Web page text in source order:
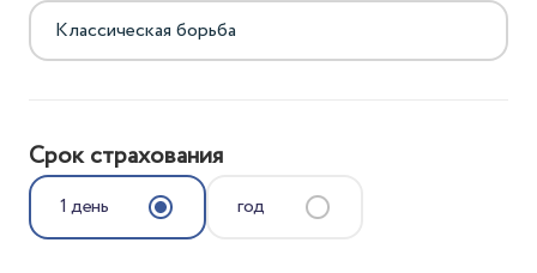
Срок страхования
1 день год